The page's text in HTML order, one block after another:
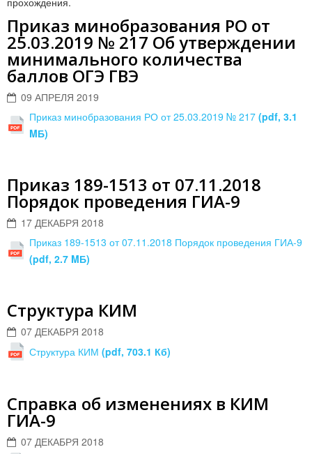
Приказ минобразования РО от
25.03.2019 № 217 Об утверждении
минимального количества
баллов ОГЭ ГВЭ
09 АПРЕЛЯ 2019
Приказ минобразования РО от 25.03.2019 № 217 (pdf, 3.1
MБ)
Приказ 189-1513 от 07.11.2018
Порядок проведения ГИА-9
17 ДЕКАБРЯ 2018
Приказ 189-1513 от 07.11.2018 Порядок проведения ГИА-9
(pdf, 2.7 MБ)
Структура КИМ
07 ДЕКАБРЯ 2018
Структура КИМ (pdf, 703.1 Кб)
Справка об изменениях в КИМ
ГИА-9
07 ДЕКАБРЯ 2018